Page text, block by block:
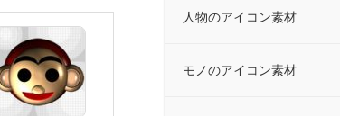
人物のアイコン素材
モノのアイコン素材